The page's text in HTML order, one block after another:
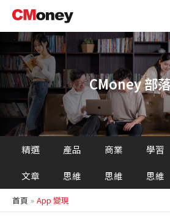
主
容
CMoney 部
精選
文章
產品
思維
商業
思維
學習
思維
首頁 App 變現